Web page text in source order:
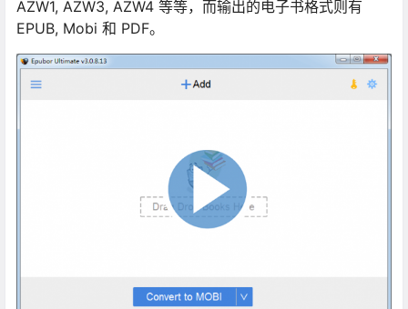
AZW1, AZW3, AZW4 等等，而输出的电子书格式则有
EPUB, Mobi 和 PDF。